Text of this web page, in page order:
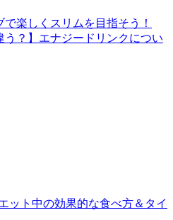
で楽しくスリムを目指そう！
う？】エナジードリンクについ
ット中の効果的な食べ方＆タイ